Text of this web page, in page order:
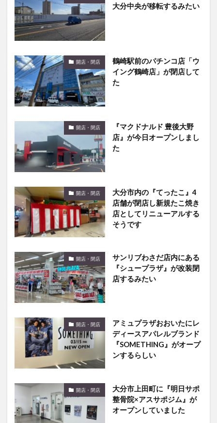
大分中央が移転するみたい
開店・閉店
鶴崎駅前のパチンコ店「ウ
イング鶴崎店」が閉店して
た
開店・閉店
『マクドナルド 豊後大野
店』が今日オープンしまし
た
開店・閉店
大分市内の『てったこ』4
店舗が閉店し新規たこ焼き
店としてリニューアルする
そうです
開店・閉店
サンリブわさだ店内にある
『シュープラザ』が改装閉
店するみたい
開店・閉店
アミュプラザおおいたにレ
ディースアパレルブランド
『SOMETHING』がオープ
ンするらしい
開店・閉店
大分市上田町に『明日サポ
整骨院×アスサポジム』が
オープンしていました